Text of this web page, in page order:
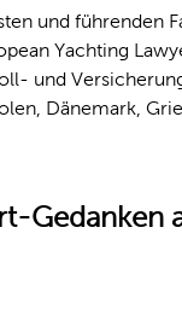
und führenden
Yachting
und
Dänemark,
Gedanken